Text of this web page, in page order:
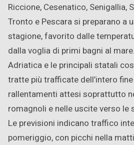
Riccione, Cesenatico, Senigallia,
Tronto e Pescara si preparano a
stagione, favorito dalle
dalla voglia di primi bagni al
Adriatica e le principali statali
tratte più trafficate dell’intero
rallentamenti attesi soprattutto
romagnoli e nelle uscite verso le
Le previsioni indicano traffico
pomeriggio, con picchi nella